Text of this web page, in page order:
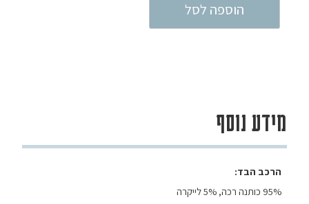
הוספה לסל
מידע נוסף
הרכב הבד
95% כותנה רכה, 5% לייקרה